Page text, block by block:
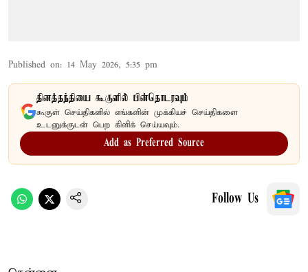
Published on: 14 May 2026, 5:35 pm
தினத்தந்தியை கூகுளில் பின்தொடரவும்
கூகுள் செய்திகளில் எங்களின் முக்கியச் செய்திகளை
உடனுக்குடன் பெற கிளிக் செய்யவும்.
Add as Preferred Source
Follow Us